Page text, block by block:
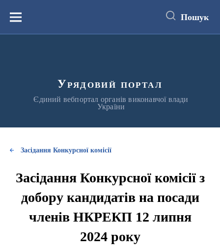
вмістуМеню Пошук
Урядовий портал
Єдиний вебпортал органів виконавчої влади
України
Засідання Конкурсної комісії
Засідання Конкурсної комісії з
добору кандидатів на посади
членів НКРЕКП 12 липня
2024 року